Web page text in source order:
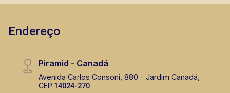
Endereço
Piramid - Canadá
Avenida Carlos Consoni, 880 - Jardim Canadá,
CEP:14024-270